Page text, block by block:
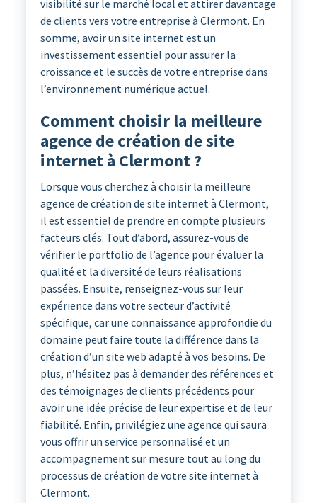
visibilité sur le marché local et attirer davantage
de clients vers votre entreprise à Clermont. En
somme, avoir un site internet est un
investissement essentiel pour assurer la
croissance et le succès de votre entreprise dans
l’environnement numérique actuel.
Comment choisir la meilleure
agence de création de site
internet à Clermont ?
Lorsque vous cherchez à choisir la meilleure
agence de création de site internet à Clermont,
il est essentiel de prendre en compte plusieurs
facteurs clés. Tout d’abord, assurez-vous de
vérifier le portfolio de l’agence pour évaluer la
qualité et la diversité de leurs réalisations
passées. Ensuite, renseignez-vous sur leur
expérience dans votre secteur d’activité
spécifique, car une connaissance approfondie du
domaine peut faire toute la différence dans la
création d’un site web adapté à vos besoins. De
plus, n’hésitez pas à demander des références et
des témoignages de clients précédents pour
avoir une idée précise de leur expertise et de leur
fiabilité. Enfin, privilégiez une agence qui saura
vous offrir un service personnalisé et un
accompagnement sur mesure tout au long du
processus de création de votre site internet à
Clermont.